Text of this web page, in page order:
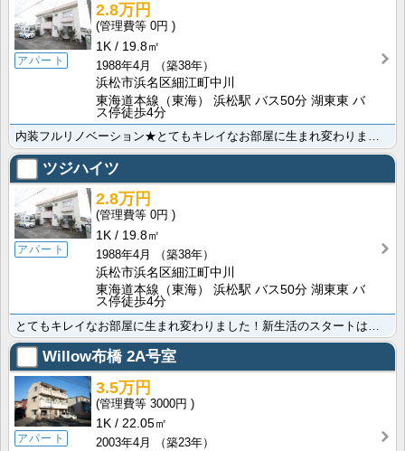
アパート
2.8万円
0円
1K
19.8㎡
1988年4月
（築38年）
浜松市浜名区細江町中川
東海道本線（東海） 浜松駅 バス50分 湖東東 バ
ス停徒歩4分
ツジハイツ
アパート
2.8万円
0円
1K
19.8㎡
1988年4月
（築38年）
浜松市浜名区細江町中川
東海道本線（東海） 浜松駅 バス50分 湖東東 バ
ス停徒歩4分
Willow布橋2A号室
アパート
3.5万円
3000円
1K
22.05㎡
2003年4月
（築23年）